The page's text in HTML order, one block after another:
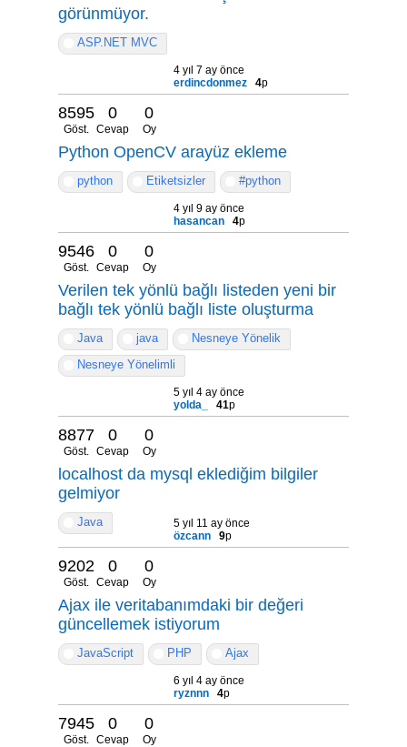
görünmüyor.
ASP.NET MVC
4 yıl 7 ay önce
erdincdonmez
4p
8595
Göst.
0
Cevap
0
Oy
Python OpenCV arayüz ekleme
python Etiketsizler #python
4 yıl 9 ay önce
hasancan
4p
9546
Göst.
0
Cevap
0
Oy
Verilen tek yönlü bağlı listeden yeni bir
bağlı tek yönlü bağlı liste oluşturma
Java java
Nesneye Yönelik
Nesneye Yönelimli
5 yıl 4 ay önce
yolda_
41p
8877
Göst.
0
Cevap
0
Oy
localhost da mysql eklediğim bilgiler
gelmiyor
Java
5 yıl 11 ay önce
özcann
9p
9202
Göst.
0
Cevap
0
Oy
Ajax ile veritabanımdaki bir değeri
güncellemek istiyorum
JavaScript PHP Ajax
6 yıl 4 ay önce
ryznnn
4p
7945
Göst.
0
Cevap
0
Oy